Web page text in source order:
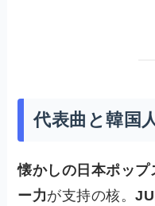
代表曲と韓国
懐かしの日本ポッ
ー力が支持の核。